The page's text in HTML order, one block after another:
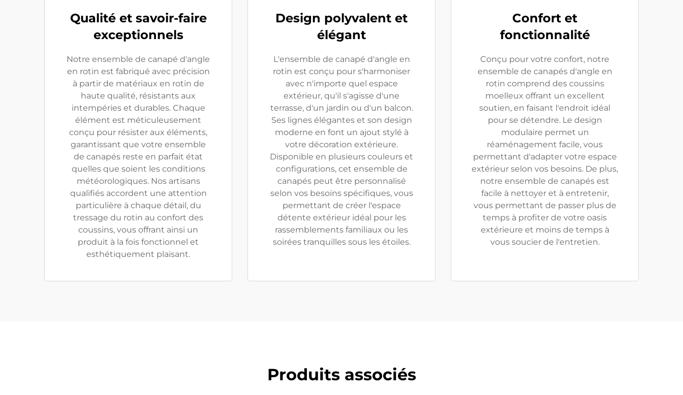
Qualité et savoir-faire
exceptionnels
Notre ensemble de canapé d'angle
en rotin est fabriqué avec précision
à partir de matériaux en rotin de
haute qualité, résistants aux
intempéries et durables. Chaque
élément est méticuleusement
conçu pour résister aux éléments,
garantissant que votre ensemble
de canapés reste en parfait état
quelles que soient les conditions
météorologiques. Nos artisans
qualifiés accordent une attention
particulière à chaque détail, du
tressage du rotin au confort des
coussins, vous offrant ainsi un
produit à la fois fonctionnel et
esthétiquement plaisant.
Design polyvalent et
élégant
L'ensemble de canapé d'angle en
rotin est conçu pour s'harmoniser
avec n'importe quel espace
extérieur, qu'il s'agisse d'une
terrasse, d'un jardin ou d'un balcon.
Ses lignes élégantes et son design
moderne en font un ajout stylé à
votre décoration extérieure.
Disponible en plusieurs couleurs et
configurations, cet ensemble de
canapés peut être personnalisé
selon vos besoins spécifiques, vous
permettant de créer l'espace
détente extérieur idéal pour les
rassemblements familiaux ou les
soirées tranquilles sous les étoiles.
Confort et
fonctionnalité
Conçu pour votre confort, notre
ensemble de canapés d'angle en
rotin comprend des coussins
moelleux offrant un excellent
soutien, en faisant l'endroit idéal
pour se détendre. Le design
modulaire permet un
réaménagement facile, vous
permettant d'adapter votre espace
extérieur selon vos besoins. De plus,
notre ensemble de canapés est
facile à nettoyer et à entretenir,
vous permettant de passer plus de
temps à profiter de votre oasis
extérieure et moins de temps à
vous soucier de l'entretien.
Produits associés